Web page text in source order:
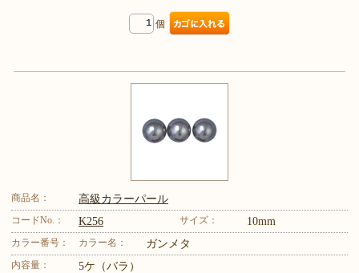
個
商品名： 高級カラーパール
コードNo.： K256 サイズ： 10mm
カラー番号： カラー名： ガンメタ
内容量： 5ケ（バラ）